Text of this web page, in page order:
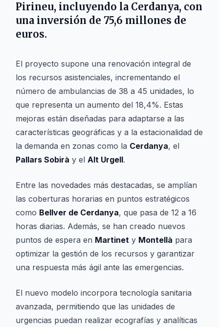
Pirineu, incluyendo la Cerdanya, con
una inversión de 75,6 millones de
euros.
El proyecto supone una renovación integral de
los recursos asistenciales, incrementando el
número de ambulancias de 38 a 45 unidades, lo
que representa un aumento del 18,4%. Estas
mejoras están diseñadas para adaptarse a las
características geográficas y a la estacionalidad de
la demanda en zonas como la Cerdanya, el
Pallars Sobirà y el Alt Urgell.
Entre las novedades más destacadas, se amplían
las coberturas horarias en puntos estratégicos
como Bellver de Cerdanya, que pasa de 12 a 16
horas diarias. Además, se han creado nuevos
puntos de espera en Martinet y Montellà para
optimizar la gestión de los recursos y garantizar
una respuesta más ágil ante las emergencias.
El nuevo modelo incorpora tecnología sanitaria
avanzada, permitiendo que las unidades de
urgencias puedan realizar ecografías y analíticas